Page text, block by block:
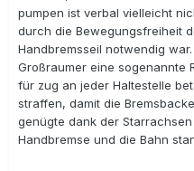
pumpen ist verbal vielleicht
durch die Bewegungsfreiheit
Handbremsseil notwendig
Großraumer eine sogenannte
für zug an jeder Haltestelle
straffen, damit die
genügte dank der
Handbremse und die Bahn